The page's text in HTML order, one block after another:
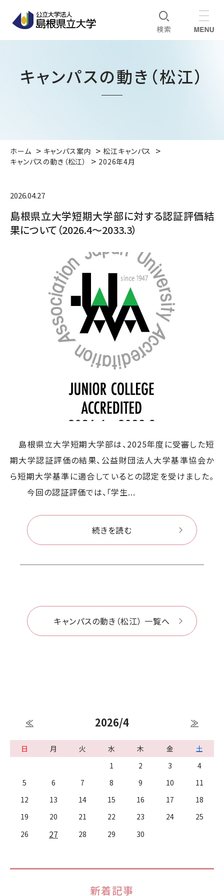
キャンパスの動き（松江）
ホーム キャンパス案内
松江キャンパス
キャンパスの動き（松江）
2026年4月
2026.04.27
島根県立大学短期大学部に対する認証評価結
果について（2026.4～2033.3）
島根県立大学短期大学部は、2025年度に受審した短
期大学認証評価の結果、公益財団法人大学基準協会か
ら短期大学基準に適合しているとの認定を受けました。
今回の認証評価では、「学生...
続きを読む
キャンパスの動き（松江） 一覧へ
≪ 2026/4 ≫
日 月 火 水 木 金
土
1
2 3
4
5
6 7 8 9 10
11
12
13 14 15 16 17
18
19
20 21 22 23 24
25
26
27 28 29 30
新着記事